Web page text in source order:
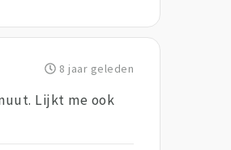
8 jaar geleden
Lijkt me ook